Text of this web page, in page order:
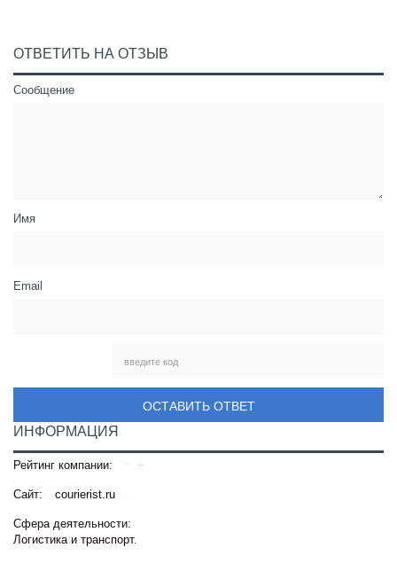
ОТВЕТИТЬ НА ОТЗЫВ
Сообщение
Имя
Email
ОСТАВИТЬ ОТВЕТ
ИНФОРМАЦИЯ
Рейтинг компании:
Сайт: courierist.ru
Сфера деятельности:
Логистика и транспорт.